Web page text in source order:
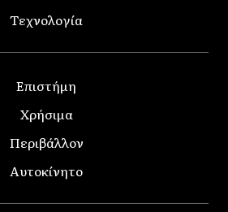
Τεχνολογία
Επιστήμη
Χρήσιμα
Περιβάλλον
Αυτοκίνητο